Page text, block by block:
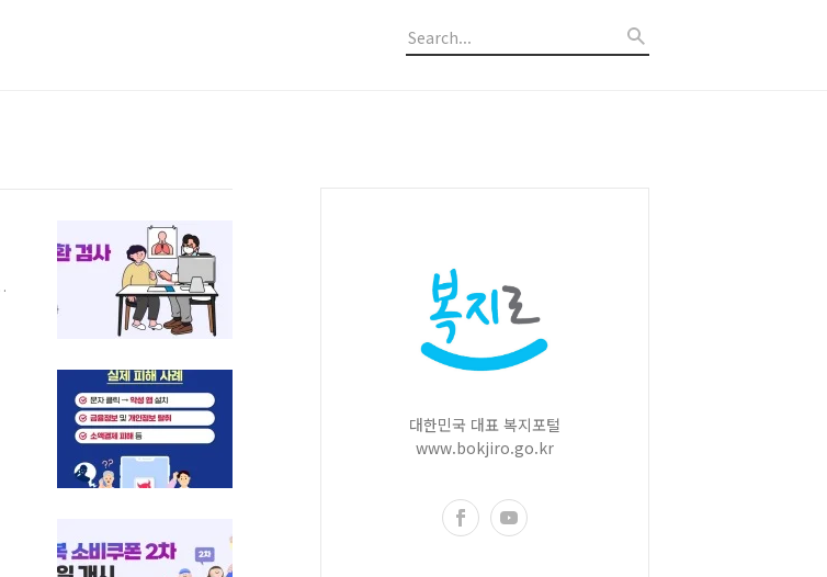
대한민국 대표 복지포털
www.bokjiro.go.kr